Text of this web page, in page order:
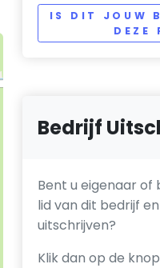
IS DIT JOUW
DEZE
Bedrijf
Bent u eigenaar of
lid van dit bedrijf
uitschrijven?
Klik dan op de